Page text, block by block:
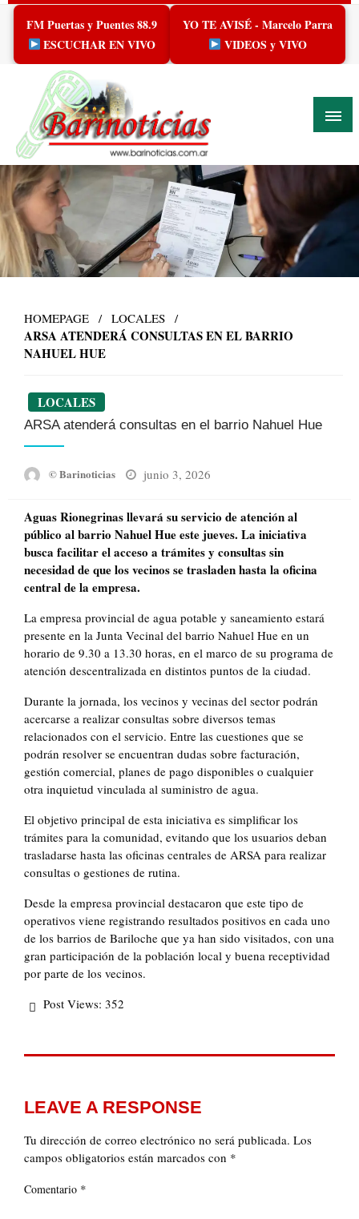
Skip
content
FM Puertas y Puentes 88.9
ESCUCHAR EN VIVO
YO TE AVISÉ - Marcelo Parra
VIDEOS y VIVO
HOMEPAGE LOCALES
ARSA ATENDERÁ CONSULTAS EN EL BARRIO
NAHUEL HUE
LOCALES
ARSA atenderá consultas en el barrio Nahuel Hue
© Barinoticias
Posted
junio 3, 2026
Aguas Rionegrinas llevará su servicio de atención al
público al barrio Nahuel Hue este jueves. La iniciativa
busca facilitar el acceso a trámites y consultas sin
necesidad de que los vecinos se trasladen hasta la oficina
central de la empresa.
La empresa provincial de agua potable y saneamiento estará
presente en la Junta Vecinal del barrio Nahuel Hue en un
horario de 9.30 a 13.30 horas, en el marco de su programa de
atención descentralizada en distintos puntos de la ciudad.
Durante la jornada, los vecinos y vecinas del sector podrán
acercarse a realizar consultas sobre diversos temas
relacionados con el servicio. Entre las cuestiones que se
podrán resolver se encuentran dudas sobre facturación,
gestión comercial, planes de pago disponibles o cualquier
otra inquietud vinculada al suministro de agua.
El objetivo principal de esta iniciativa es simplificar los
trámites para la comunidad, evitando que los usuarios deban
trasladarse hasta las oficinas centrales de ARSA para realizar
consultas o gestiones de rutina.
Desde la empresa provincial destacaron que este tipo de
operativos viene registrando resultados positivos en cada uno
de los barrios de Bariloche que ya han sido visitados, con una
gran participación de la población local y buena receptividad
por parte de los vecinos.
Post Views: 352
LEAVE A RESPONSE
Tu dirección de correo electrónico no será publicada. Los
campos obligatorios están marcados con *
Comentario *